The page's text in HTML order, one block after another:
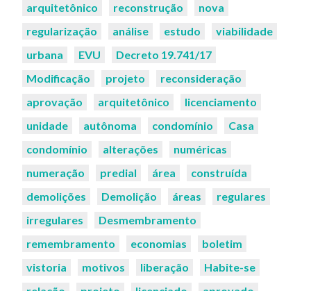
arquitetônico
reconstrução
nova
regularização
análise estudo
viabilidade
urbana
EVU
Decreto 19.741/17
Modificação
projeto
reconsideração
aprovação
arquitetônico
licenciamento
unidade
autônoma condomínio
Casa
condomínio
alterações
numéricas
numeração
predial área
construída
demolições
Demolição áreas
regulares
irregulares
Desmembramento
remembramento
economias
boletim
vistoria
motivos liberação
Habite-se